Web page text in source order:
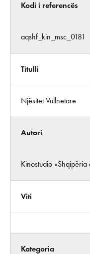
Kodi i referencës
aqshf_kin_msc_0181
Titulli
Njësitet Vullnetare
Autori
Kinostudio «Shqipëria
Viti
Kategoria